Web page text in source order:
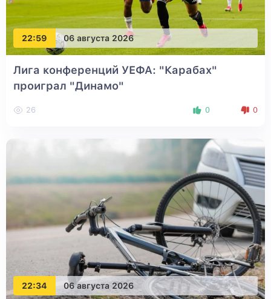
22:59 06 августа 2026
Лига конференций УЕФА: "Карабах"
проиграл "Динамо"
26 0 0
22:34 06 августа 2026